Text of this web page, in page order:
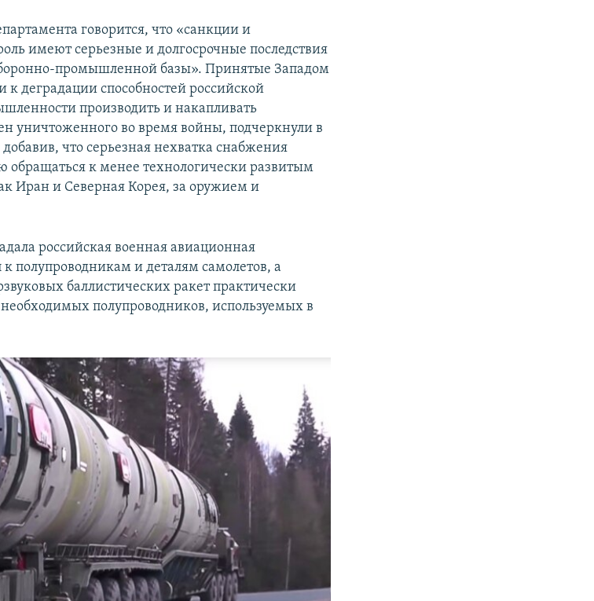
говорится, что «санкции и
имеют серьезные и долгосрочные последствия
промышленной базы». Принятые Западом
деградации способностей российской
производить и накапливать
уничтоженного во время войны, подчеркнули в
что серьезная нехватка снабжения
обращаться к менее технологически развитым
Иран и Северная Корея, за оружием и
российская военная авиационная
полупроводникам и деталям самолетов, а
баллистических ракет практически
необходимых полупроводников, используемых в